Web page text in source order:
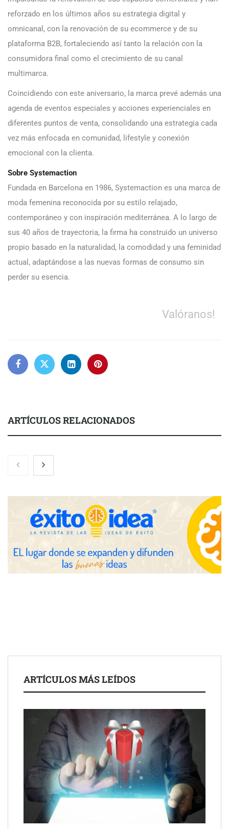
reforzado en los últimos años su estrategia digital y
omnicanal, con la renovación de su ecommerce y de su
plataforma B2B, fortaleciendo así tanto la relación con la
consumidora final como el crecimiento de su canal
multimarca.
Coincidiendo con este aniversario, la marca prevé además una
agenda de eventos especiales y acciones experienciales en
diferentes puntos de venta, consolidando una estrategia cada
vez más enfocada en comunidad, lifestyle y conexión
emocional con la clienta.
Sobre Systemaction
Fundada en Barcelona en 1986, Systemaction es una marca de
moda femenina reconocida por su estilo relajado,
contemporáneo y con inspiración mediterránea. A lo largo de
sus 40 años de trayectoria, la firma ha construido un universo
propio basado en la naturalidad, la comodidad y una feminidad
actual, adaptándose a las nuevas formas de consumo sin
perder su esencia.
Valóranos!
ARTÍCULOS RELACIONADOS
Nicols presenta seis modelos de anillos de compromiso para el
eclipse solar del 12 de agosto
avanzadas para trading estratégico
COMPALISS de LYSOTRIC: cuando un solo producto multiplica
las posibilidades del salón profesional
Schaeffler mejora su rentabilidad en el primer semestre de 2026
NOVA: innovación y diseño que transforman espacios de la
mano de Tormo Franquicias
ARTÍCULOS MÁS LEÍDOS